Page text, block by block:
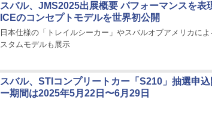
スバル、JMS2025出展概要 パフォーマンスを表
ICEのコンセプトモデルを世界初公開
日本仕様の「トレイルシーカー」やスバルオブアメリカに
スタムモデルも展示
スバル、STIコンプリートカー「S210」抽選申込
ー期間は2025年5月22日〜6月29日